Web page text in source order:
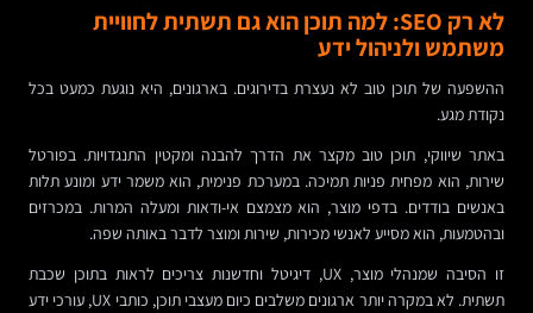
לא רק SEO: למה תוכן הוא גם תשתית לחוויית
משתמש ולניהול ידע
ההשפעה של תוכן טוב לא נעצרת בדירוגים. בארגונים, היא נוגעת כמעט בכל
נקודת מגע.
באתר שיווקי, תוכן טוב מקצר את הדרך להבנה ומקטין התנגדויות. בפורטל
שירות, הוא מפחית פניות תמיכה. במערכת פנימית, הוא משמר ידע ומונע תלות
באנשים בודדים. בדפי מוצר, הוא מצמצם אי-ודאות ומעלה המרות. במכרזים
ובהטמעות, הוא מסייע לאנשי מכירות, שירות ומוצר לדבר באותה שפה.
זו הסיבה שמנהלי מוצר, UX, דיגיטל וחדשנות צריכים לראות בתוכן שכבת
תשתית. לא במקרה יותר ארגונים משלבים כיום מעצבי תוכן, כותבי UX, עורכי ידע